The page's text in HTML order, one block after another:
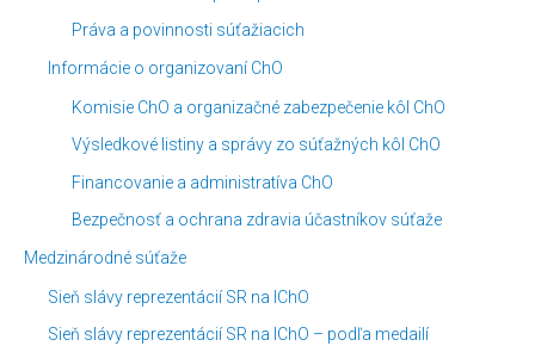
Práva a povinnosti súťažiacich
Informácie o organizovaní ChO
Komisie ChO a organizačné zabezpečenie kôl ChO
Výsledkové listiny a správy zo súťažných kôl ChO
Financovanie a administratíva ChO
Bezpečnosť a ochrana zdravia účastníkov súťaže
Medzinárodné súťaže
Sieň slávy reprezentácií SR na IChO
Sieň slávy reprezentácií SR na IChO – podľa medailí